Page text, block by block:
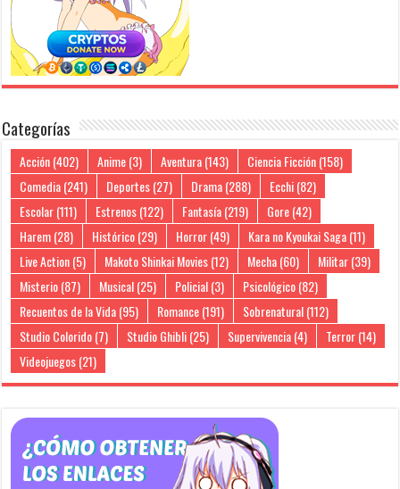
Categorías
Acción(402) Anime(3) Aventura(143) Ciencia Ficción(158)
Comedia(241) Deportes(27) Drama(288) Ecchi(82)
Escolar(111) Estrenos(122) Fantasía(219) Gore(42)
Harem(28) Histórico(29) Horror(49) Kara no Kyoukai Saga(11)
Live Action(5) Makoto Shinkai Movies(12) Mecha(60) Militar(39)
Misterio(87) Musical(25) Policial(3) Psicológico(82)
Recuentos de la Vida(95) Romance(191) Sobrenatural(112)
Studio Colorido(7) Studio Ghibli(25) Supervivencia(4) Terror(14)
Videojuegos(21)